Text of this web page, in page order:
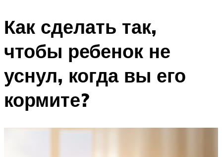
Как сделать так,
чтобы ребенок не
уснул, когда вы его
кормите?